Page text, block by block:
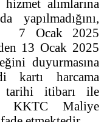
alımlarına
7 Ocak 2025
13 Ocak 2025
duyurmasına
kartı harcama
tarihi itibarı ile
KKTC Maliye